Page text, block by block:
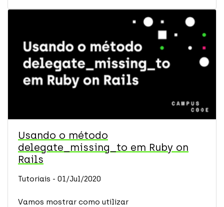
Usando o método
delegate_missing_to em Ruby on
Rails
Tutoriais - 01/Jul/2020
Vamos mostrar como utilizar